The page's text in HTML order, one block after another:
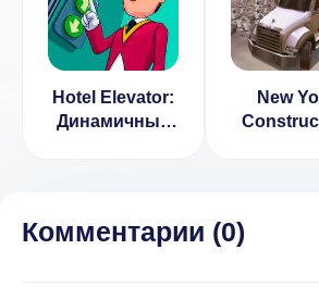
Hotel Elevator:
Динамичный
New
Комментарии (0)